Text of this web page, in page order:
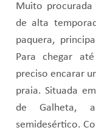
Muito procurada
de alta
paquera,
Para chegar
preciso encarar
praia. Situada
de Galheta,
semidesértico.